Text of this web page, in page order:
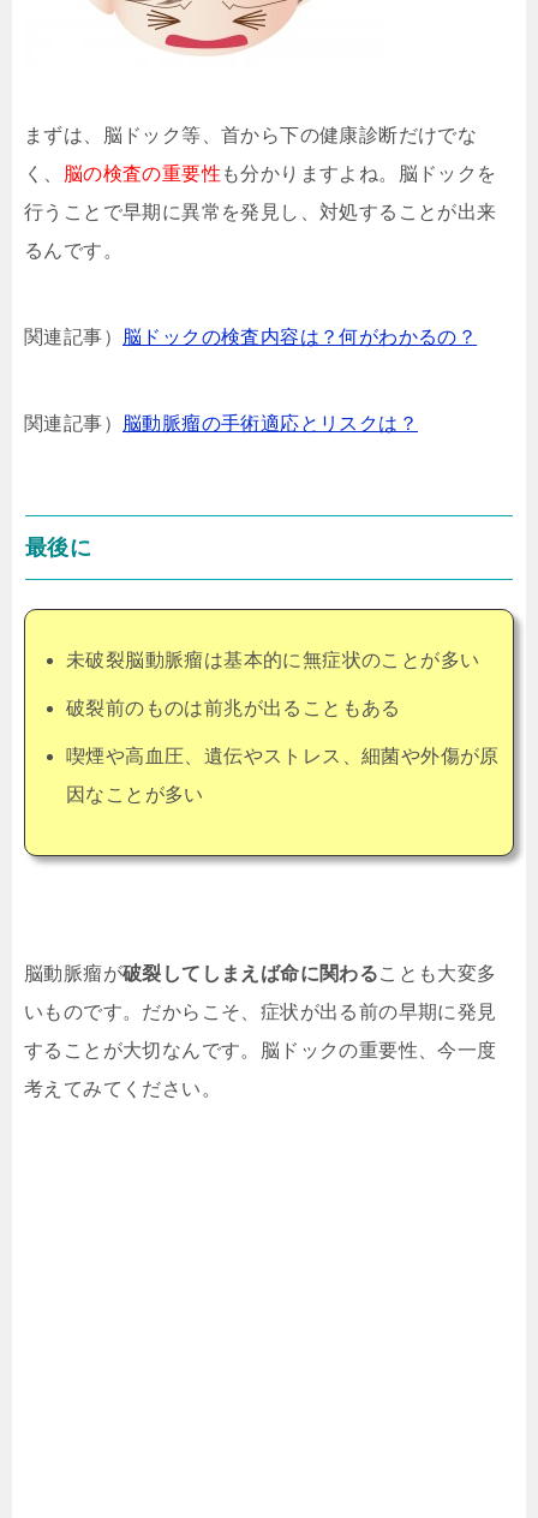
まずは、脳ドック等、首から下の健康診断だけでな
く、 脳の検査の重要性 も分かりますよね。脳ドックを
行うことで早期に異常を発見し、対処することが出来
るんです。
関連記事） 脳ドックの検査内容は？何がわかるの？
関連記事） 脳動脈瘤の手術適応とリスクは？
最後に
未破裂脳動脈瘤は基本的に無症状のことが多い
破裂前のものは前兆が出ることもある
喫煙や高血圧、遺伝やストレス、細菌や外傷が原
因なことが多い
脳動脈瘤が破裂してしまえば命に関わることも大変多
いものです。だからこそ、症状が出る前の早期に発見
することが大切なんです。脳ドックの重要性、今一度
考えてみてください。